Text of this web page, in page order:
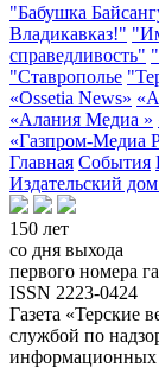
"Бабушка
Владикавказ!"
справедливость"
"Ставрополье
«Ossetia News»
«Алания Медиа »
«Газпром-Медиа
Главная События
Издательский дом
150 лет
со дня выхода
первого номера
ISSN 2223-0424
Газета «Терские
службой по
информационных